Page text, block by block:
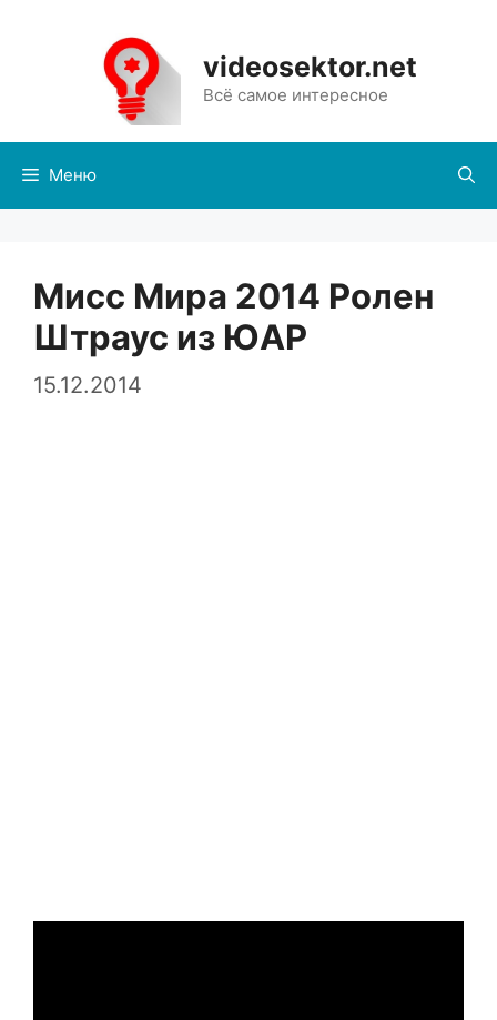
содержимому
videosektor.net
Всё самое интересное
Меню
Мисс Мира 2014 Ролен
Штраус из ЮАР
15.12.2014